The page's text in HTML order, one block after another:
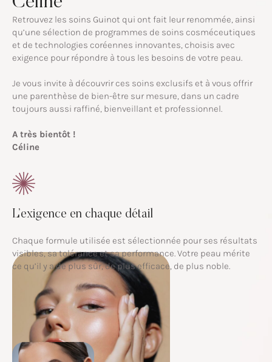
Retrouvez les soins Guinot qui ont fait leur renommée, ainsi
qu’une sélection de programmes de soins cosméceutiques
et de technologies coréennes innovantes, choisis avec
exigence pour répondre à tous les besoins de votre peau.
Je vous invite à découvrir ces soins exclusifs et à vous offrir
une parenthèse de bien-être sur mesure, dans un cadre
toujours aussi raffiné, bienveillant et professionnel.
A très bientôt !
Céline
L’exigence en chaque détail
Chaque formule utilisée est sélectionnée pour ses résultats
visibles, sa tolérance et sa performance. Votre peau mérite
ce qu’il y a de plus sûr, de plus efficace, de plus noble.